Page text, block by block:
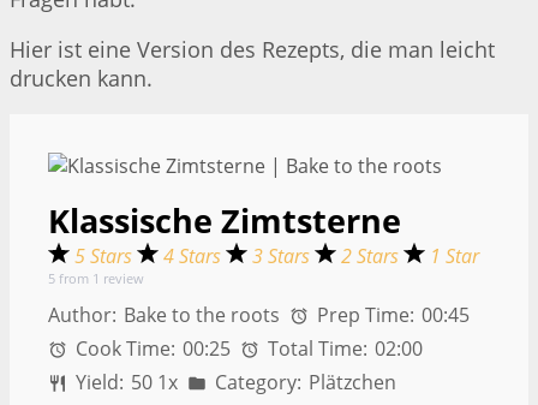
Hier ist eine Version des Rezepts, die man leicht
drucken kann.
Klassische Zimtsterne
5 Stars 4 Stars 3 Stars 2 Stars 1 Star
5 from 1 review
Author: Bake to the roots Prep Time: 00:45
Cook Time: 00:25 Total Time: 02:00
Yield: 50 1x Category: Plätzchen